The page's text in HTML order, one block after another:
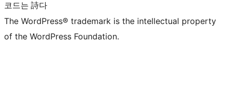
코드는 詩다
The WordPress® trademark is the intellectual property
of the WordPress Foundation.